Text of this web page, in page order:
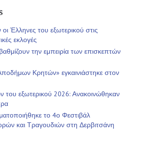
Έλληνες του εξωτερικού στις
εκλογές
την εμπειρία των επισκεπτών
Κρητών» εγκαινιάστηκε στον
του εξωτερικού 2026: Ανακοινώθηκαν
το 4ο Φεστιβάλ
και Τραγουδιών στη Δερβιτσάνη